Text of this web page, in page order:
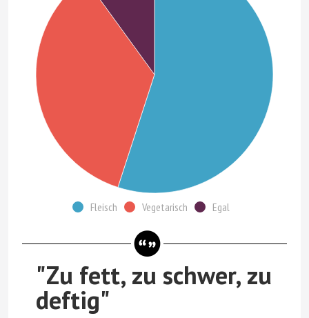
Fleisch Vegetarisch Egal
"Zu fett, zu schwer, zu
deftig"